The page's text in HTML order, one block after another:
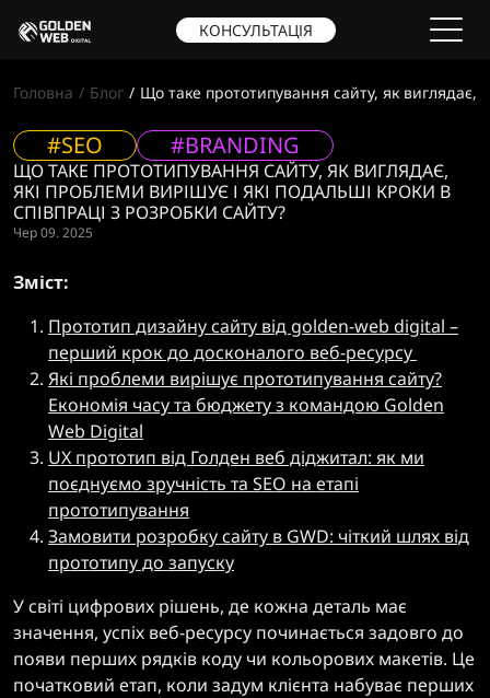
КОНСУЛЬТАЦІЯ
Головна Блог Що таке прототипування сайту, як виглядає,
#SEO #BRANDING
ЩО ТАКЕ ПРОТОТИПУВАННЯ САЙТУ, ЯК ВИГЛЯДАЄ,
ЯКІ ПРОБЛЕМИ ВИРІШУЄ І ЯКІ ПОДАЛЬШІ КРОКИ В
СПІВПРАЦІ З РОЗРОБКИ САЙТУ?
Чер 09. 2025
Зміст:
Прототип дизайну сайту від golden-web digital –
перший крок до досконалого веб-ресурсу
Які проблеми вирішує прототипування сайту?
Економія часу та бюджету з командою Golden
Web Digital
UX прототип від Голден веб діджитал: як ми
поєднуємо зручність та SEO на етапі
прототипування
Замовити розробку сайту в GWD: чіткий шлях від
прототипу до запуску
У світі цифрових рішень, де кожна деталь має
значення, успіх веб-ресурсу починається задовго до
появи перших рядків коду чи кольорових макетів. Це
початковий етап, коли задум клієнта набуває перших